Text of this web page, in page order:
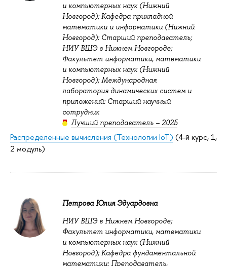
и компьютерных наук (Нижний
Новгород); Кафедра прикладной
математики и информатики (Нижний
Новгород): Старший преподаватель;
НИУ ВШЭ в Нижнем Новгороде;
Факультет информатики, математики
и компьютерных наук (Нижний
Новгород); Международная
лаборатория динамических систем и
приложений: Старший научный
сотрудник
Лучший преподаватель – 2025
Распределенные вычисления (Технологии IoT) (4-й курс, 1,
2 модуль)
Петрова Юлия Эдуардовна
НИУ ВШЭ в Нижнем Новгороде;
Факультет информатики, математики
и компьютерных наук (Нижний
Новгород); Кафедра фундаментальной
математики: Преподаватель,